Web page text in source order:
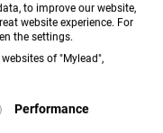
to improve our website,
website experience. For
the settings.
of "Mylead",
Performance